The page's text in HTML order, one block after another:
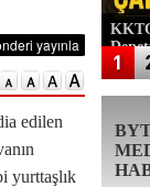
edilen
yurttaşlık